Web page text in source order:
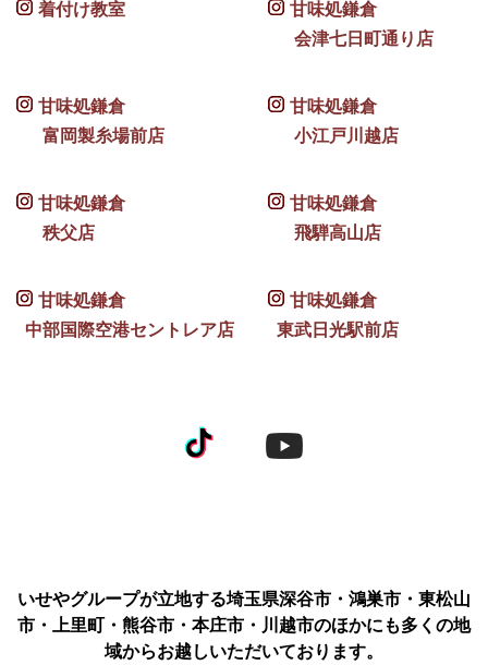
着付け教室
甘味処鎌倉
会津七日町通り店
甘味処鎌倉
富岡製糸場前店
甘味処鎌倉
小江戸川越店
甘味処鎌倉
秩父店
甘味処鎌倉
飛騨高山店
甘味処鎌倉
中部国際空港セントレア店
甘味処鎌倉
東武日光駅前店
いせやグループが立地する埼玉県深谷市・鴻巣市・東松山
市・上里町・熊谷市・本庄市・川越市のほかにも多くの地
域からお越しいただいております。